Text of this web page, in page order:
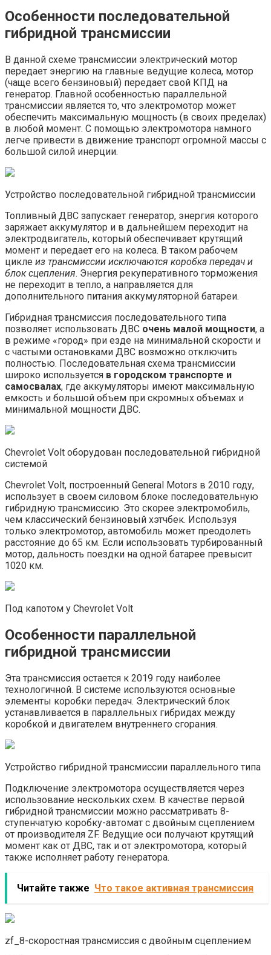
Особенности последовательной
гибридной трансмиссии
В данной схеме трансмиссии электрический мотор
передает энергию на главные ведущие колеса, мотор
(чаще всего бензиновый) передает свой КПД на
генератор. Главной особенностью параллельной
трансмиссии является то, что электромотор может
обеспечить максимальную мощность (в своих пределах)
в любой момент. С помощью электромотора намного
легче привести в движение транспорт огромной массы с
большой силой инерции.
Устройство последовательной гибридной трансмиссии
Топливный ДВС запускает генератор, энергия которого
заряжает аккумулятор и в дальнейшем переходит на
электродвигатель, который обеспечивает крутящий
момент и передает его на колеса. В таком рабочем
цикле из трансмиссии исключаются коробка передач и
блок сцепления. Энергия рекуперативного торможения
не переходит в тепло, а направляется для
дополнительного питания аккумуляторной батареи.
Гибридная трансмиссия последовательного типа
позволяет использовать ДВС очень малой мощности, а
в режиме «город» при езде на минимальной скорости и
с частыми остановками ДВС возможно отключить
полностью. Последовательная схема трансмиссии
широко используется в городском транспорте и
самосвалах, где аккумуляторы имеют максимальную
емкость и большой объем при скромных объемах и
минимальной мощности ДВС.
Chevrolet Volt оборудован последовательной гибридной
системой
Chevrolet Volt, построенный General Motors в 2010 году,
использует в своем силовом блоке последовательную
гибридную трансмиссию. Это скорее электромобиль,
чем классический бензиновый хэтчбек. Используя
только электромотор, автомобиль может преодолеть
расстояние до 65 км. Если использовать турбированный
мотор, дальность поездки на одной батарее превысит
1020 км.
Под капотом у Chevrolet Volt
Особенности параллельной
гибридной трансмиссии
Эта трансмиссия остается к 2019 году наиболее
технологичной. В системе используются основные
элементы коробки передач. Электрический блок
устанавливается в параллельных гибридах между
коробкой и двигателем внутреннего сгорания.
Устройство гибридной трансмиссии параллельного типа
Подключение электромотора осуществляется через
использование нескольких схем. В качестве первой
гибридной трансмиссии можно рассматривать 8-
ступенчатую коробку-автомат с двойным сцеплением
от производителя ZF. Ведущие оси получают крутящий
момент как от ДВС, так и от электромотора, который
также исполняет работу генератора.
Читайте также Что такое активная трансмиссия
zf_8-скоростная трансмиссия с двойным сцеплением